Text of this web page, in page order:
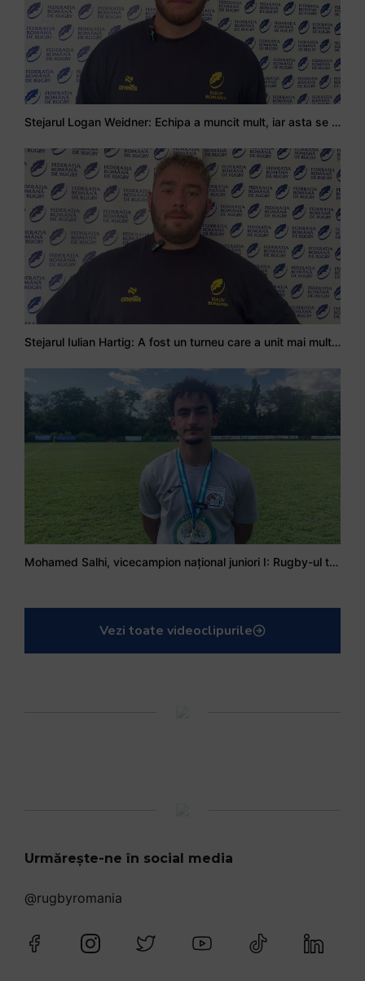
Stejarul Logan Weidner: Echipa a muncit mult, iar asta se va vedea în meciurile de la Nations Cup
Stejarul Iulian Hartig: A fost un turneu care a unit mai mult echipa
Mohamed Salhi, vicecampion național juniori I: Rugby-ul te învață să accepți și înfrângerile
Vezi toate videoclipurile
Urmărește-ne în social media
@rugbyromania